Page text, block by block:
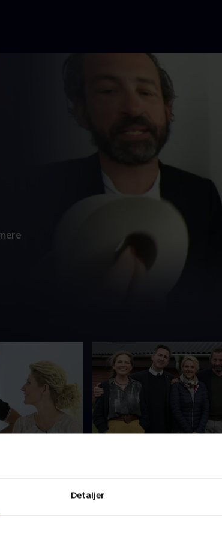
Detaljer
er taget til
for at blive
de familien
er taget til Fyn, for at